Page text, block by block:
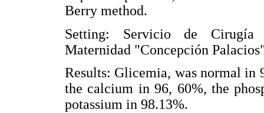
Berry method.
Setting: Servicio de Cirugía
Maternidad "Concepción
Results: Glicemia, was normal in
the calcium in 96, 60%, the
potassium in 98.13%.